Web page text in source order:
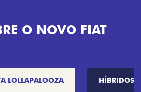
O NOVO FIAT
LOLLAPALOOZA HÍBRIDOS